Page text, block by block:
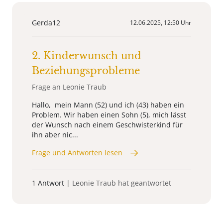
Gerda12 12.06.2025, 12:50 Uhr
2. Kinderwunsch und
Beziehungsprobleme
Frage an Leonie Traub
Hallo, mein Mann (52) und ich (43) haben ein
Problem. Wir haben einen Sohn (5), mich lässt
der Wunsch nach einem Geschwisterkind für
ihn aber nic...
Frage und Antworten lesen
1 Antwort | Leonie Traub hat geantwortet